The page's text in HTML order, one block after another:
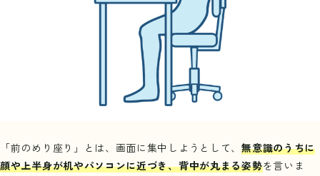
「前のめり座り」とは、画面に集中しようとして、無意識のうちに
顔や上半身が机やパソコンに近づき、背中が丸まる姿勢を言いま